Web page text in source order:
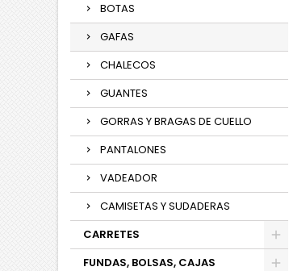
BOTAS
GAFAS
CHALECOS
GUANTES
GORRAS Y BRAGAS DE CUELLO
PANTALONES
VADEADOR
CAMISETAS Y SUDADERAS
CARRETES
FUNDAS, BOLSAS, CAJAS